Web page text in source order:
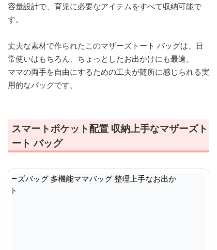
容量設計で、育児に必要なアイテムをすべて収納可能で
す。
丈夫な素材で作られたこのマザーズトート バッグは、日
常使いはもちろん、ちょっとしたお出かけにも最適。
ママの両手を自由にするための工夫が随所に感じられる実
用的なバッグです。
スマートポケット配置 収納上手なマザーズト
ート バッグ